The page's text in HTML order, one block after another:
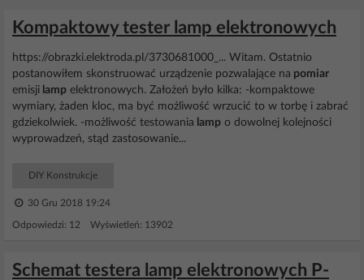
Kompaktowy tester lamp elektronowych
https://obrazki.elektroda.pl/3730681000_... Witam. Ostatnio
postanowiłem skonstruować urządzenie pozwalające na pomiar
emisji lamp elektronowych. Założeń było kilka: -kompaktowe
wymiary, żaden kloc, ma być możliwość wrzucić to w torbę i zabrać
gdziekolwiek. -możliwość testowania lamp o dowolnej kolejności
wyprowadzeń, stąd zastosowanie...
DIY Konstrukcje
30 Gru 2018 19:24
Odpowiedzi: 12 Wyświetleń: 13902
Schemat testera lamp elektronowych P-